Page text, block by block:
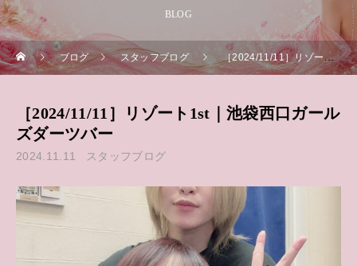
BLOG
ブログ スタッフブログ ［2024/11/11］リゾート1st｜池袋西口ガールズダーツバー
［2024/11/11］リゾート1st｜池袋西口ガール
ズダーツバー
2024.11.11 スタッフブログ